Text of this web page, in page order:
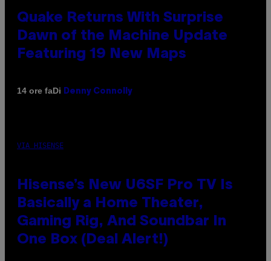
Quake Returns With Surprise
Dawn of the Machine Update
Featuring 19 New Maps
14 ore faDi Denny Connolly
VIA HISENSE
Hisense’s New U6SF Pro TV Is
Basically a Home Theater,
Gaming Rig, And Soundbar In
One Box (Deal Alert!)